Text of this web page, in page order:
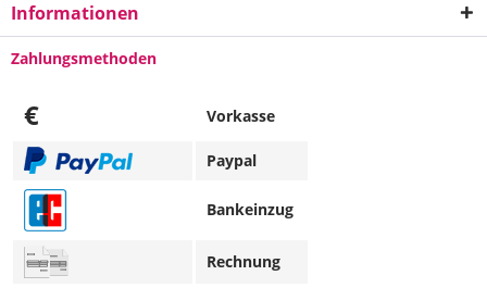
Informationen
Zahlungsmethoden
€ Vorkasse
Paypal
Bankeinzug
Rechnung